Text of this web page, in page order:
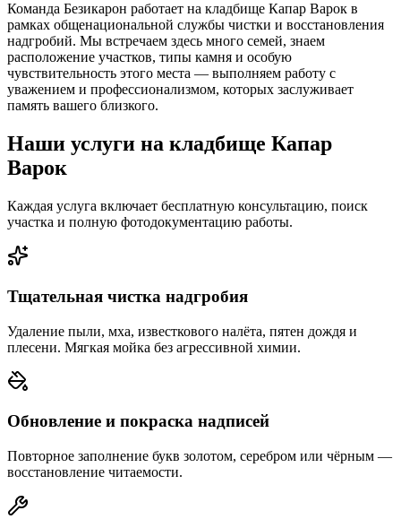
Команда Безикарон работает на кладбище Капар Варок в
рамках общенациональной службы чистки и восстановления
надгробий. Мы встречаем здесь много семей, знаем
расположение участков, типы камня и особую
чувствительность этого места — выполняем работу с
уважением и профессионализмом, которых заслуживает
память вашего близкого.
Наши услуги на кладбище Капар
Варок
Каждая услуга включает бесплатную консультацию, поиск
участка и полную фотодокументацию работы.
Тщательная чистка надгробия
Удаление пыли, мха, известкового налёта, пятен дождя и
плесени. Мягкая мойка без агрессивной химии.
Обновление и покраска надписей
Повторное заполнение букв золотом, серебром или чёрным —
восстановление читаемости.